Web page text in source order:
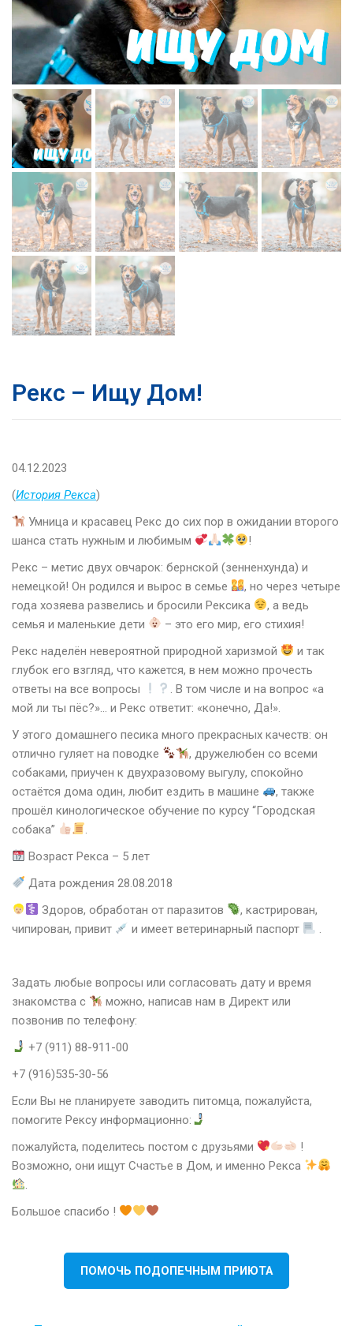
Рекс – Ищу Дом!
04.12.2023
(История Рекса)
Умница и красавец Рекс до сих пор в ожидании второго
шанса стать нужным и любимым
!
Рекс – метис двух овчарок: бернской (зенненхунда) и
немецкой! Он родился и вырос в семье
, но через четыре
года хозяева развелись и бросили Рексика
, а ведь
семья и маленькие дети
– это его мир, его стихия!
Рекс наделён невероятной природной харизмой
и так
глубок его взгляд, что кажется, в нем можно прочесть
ответы на все вопросы
. В том числе и на вопрос «а
мой ли ты пёс?»… и Рекс ответит: «конечно, Да!».
У этого домашнего песика много прекрасных качеств: он
отлично гуляет на поводке
, дружелюбен со всеми
собаками, приучен к двухразовому выгулу, спокойно
остаётся дома один, любит ездить в машине
, также
прошёл кинологическое обучение по курсу “Городская
собака”
.
Возраст Рекса – 5 лет
Дата рождения 28.08.2018
Здоров, обработан от паразитов
, кастрирован,
чипирован, привит
и имеет ветеринарный паспорт .
Задать любые вопросы или согласовать дату и время
знакомства с
можно, написав нам в Директ или
позвонив по телефону:
+7 (911) 88-911-00
+7 (916)535-30-56
Если Вы не планируете заводить питомца, пожалуйста,
помогите Рексу информационно:
пожалуйста, поделитесь постом с друзьями
!
Возможно, они ищут Счастье в Дом, и именно Рекса
.
Большое спасибо !
ПОМОЧЬ ПОДОПЕЧНЫМ ПРИЮТА